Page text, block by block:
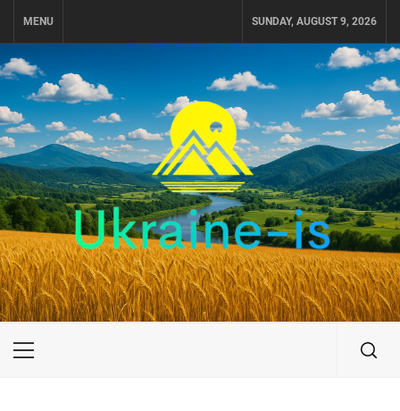
MENU SUNDAY, AUGUST 9, 2026
UKRAINE-IS
ПУТЕШЕСТВИЕ ПО УКРАИНЕ
Primary